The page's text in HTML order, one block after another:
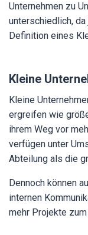
Unternehmen zu
unterschiedlich,
Definition eines
Kleine
Kleine
ergreifen wie
ihrem Weg vor
verfügen unter
Abteilung als die
Dennoch können
internen
mehr Projekte